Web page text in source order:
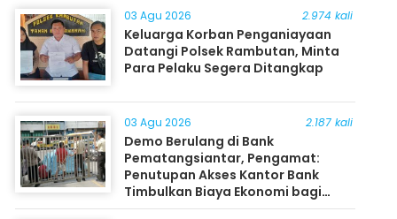
03 Agu 2026 2.974 kali
Keluarga Korban Penganiayaan
Datangi Polsek Rambutan, Minta
Para Pelaku Segera Ditangkap
03 Agu 2026 2.187 kali
Demo Berulang di Bank
Pematangsiantar, Pengamat:
Penutupan Akses Kantor Bank
Timbulkan Biaya Ekonomi bagi
Masyarakat